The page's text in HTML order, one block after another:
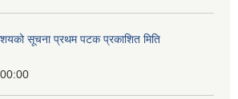
सूचना प्रथम पटक प्रकाशित मिति